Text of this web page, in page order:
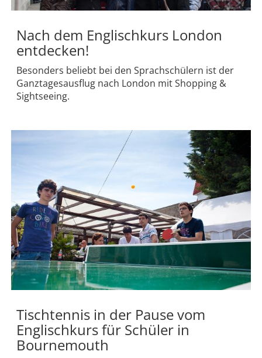
Nach dem Englischkurs London
entdecken!
Besonders beliebt bei den Sprachschülern ist der
Ganztagesausflug nach London mit Shopping &
Sightseeing.
Tischtennis in der Pause vom
Englischkurs für Schüler in
Bournemouth